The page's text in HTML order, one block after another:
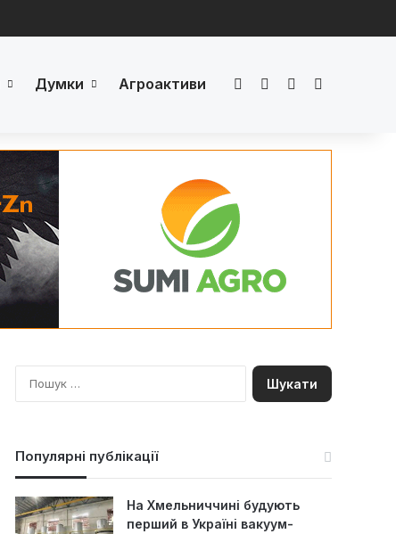
Думки Агроактиви FacebookLinkedInYouTube
П
о
Популярні публікації
На Хмельниччині будують
перший в Україні вакуум-